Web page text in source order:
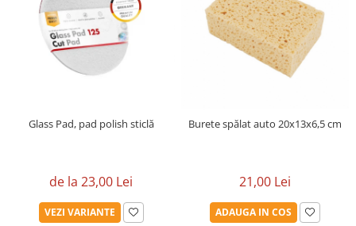
Glass Pad, pad polish sticlă
de la 23,00 Lei
VEZI VARIANTE
Burete spălat auto 20x13x6,5 cm
21,00 Lei
ADAUGA IN COS